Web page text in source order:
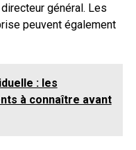
général. Les
peuvent également
: les
à connaître avant